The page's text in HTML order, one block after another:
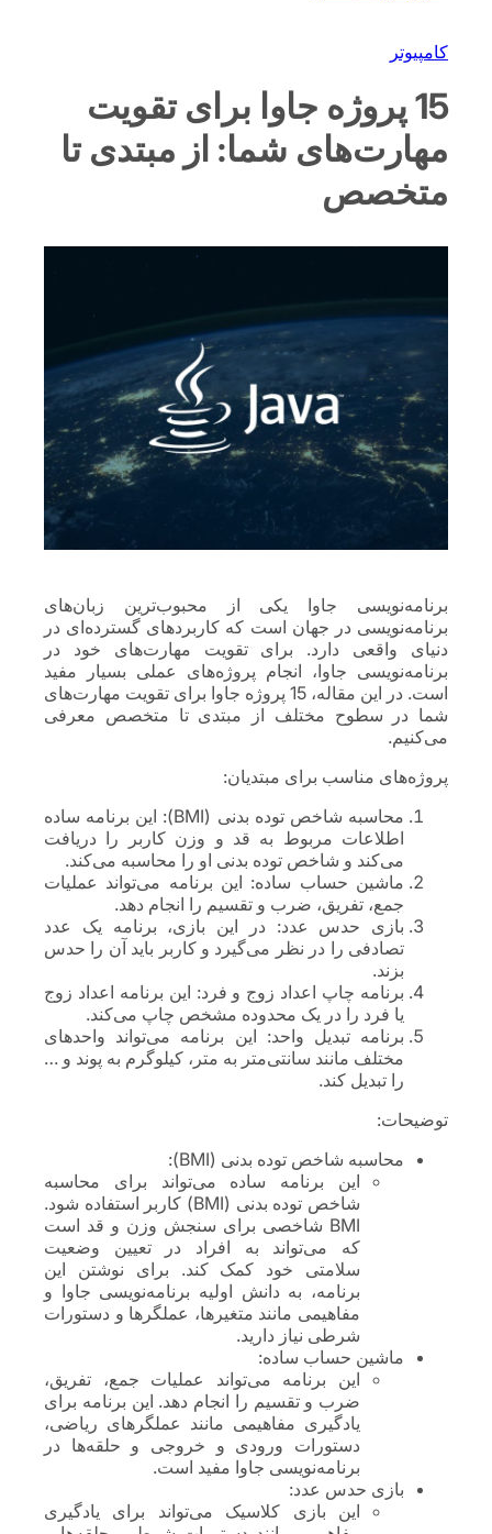
کامپیوتر
15 پروژه جاوا برای تقویت
مهارت‌های شما: از مبتدی تا
متخصص
برنامه‌نویسی جاوا یکی از محبوب‌ترین زبان‌های
برنامه‌نویسی در جهان است که کاربردهای گسترده‌ای در
دنیای واقعی دارد. برای تقویت مهارت‌های خود در
برنامه‌نویسی جاوا، انجام پروژه‌های عملی بسیار مفید
است. در این مقاله، 15 پروژه جاوا برای تقویت مهارت‌های
شما در سطوح مختلف از مبتدی تا متخصص معرفی
می‌کنیم.
پروژه‌های مناسب برای مبتدیان:
محاسبه شاخص توده بدنی (BMI): این برنامه ساده
اطلاعات مربوط به قد و وزن کاربر را دریافت
می‌کند و شاخص توده بدنی او را محاسبه می‌کند.
ماشین حساب ساده: این برنامه می‌تواند عملیات
جمع، تفریق، ضرب و تقسیم را انجام دهد.
بازی حدس عدد: در این بازی، برنامه یک عدد
تصادفی را در نظر می‌گیرد و کاربر باید آن را حدس
بزند.
برنامه چاپ اعداد زوج و فرد: این برنامه اعداد زوج
یا فرد را در یک محدوده مشخص چاپ می‌کند.
برنامه تبدیل واحد: این برنامه می‌تواند واحدهای
مختلف مانند سانتی‌متر به متر، کیلوگرم به پوند و …
را تبدیل کند.
توضیحات:
محاسبه شاخص توده بدنی (BMI):
این برنامه ساده می‌تواند برای محاسبه
شاخص توده بدنی (BMI) کاربر استفاده شود.
BMI شاخصی برای سنجش وزن و قد است
که می‌تواند به افراد در تعیین وضعیت
سلامتی خود کمک کند. برای نوشتن این
برنامه، به دانش اولیه برنامه‌نویسی جاوا و
مفاهیمی مانند متغیرها، عملگرها و دستورات
شرطی نیاز دارید.
ماشین حساب ساده:
این برنامه می‌تواند عملیات جمع، تفریق،
ضرب و تقسیم را انجام دهد. این برنامه برای
یادگیری مفاهیمی مانند عملگرهای ریاضی،
دستورات ورودی و خروجی و حلقه‌ها در
برنامه‌نویسی جاوا مفید است.
بازی حدس عدد:
این بازی کلاسیک می‌تواند برای یادگیری